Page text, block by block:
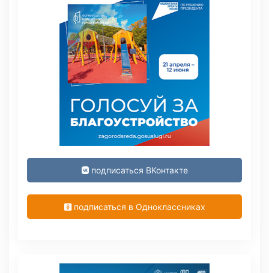
подписаться ВКонтакте
подписаться в Одноклассниках